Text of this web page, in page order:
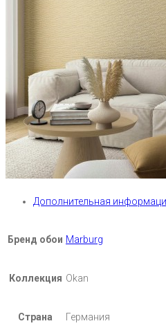
Дополнительная
Бренд обои Marburg
Коллекция Okan
Страна Германия